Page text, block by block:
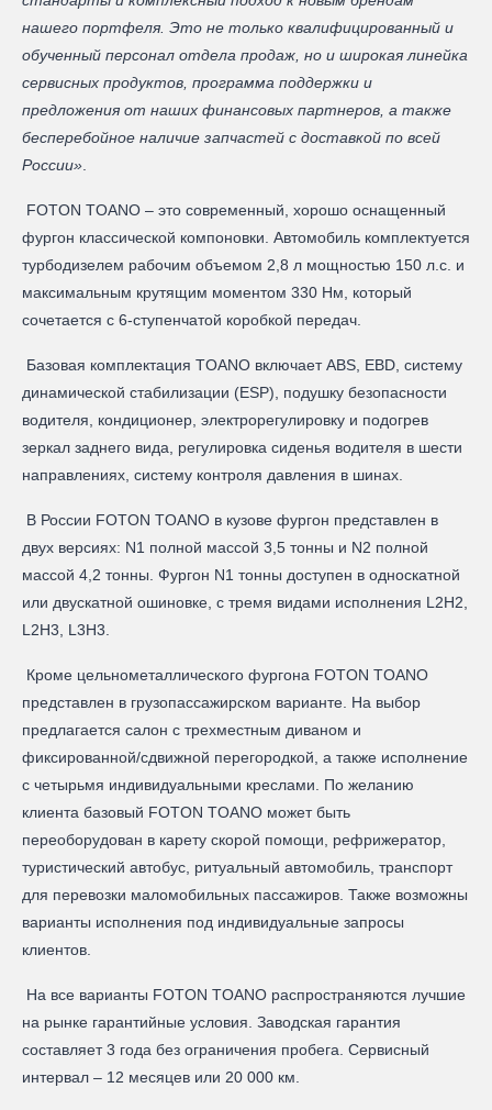
нашего портфеля. Это не только квалифицированный и
обученный персонал отдела продаж, но и широкая линейка
сервисных продуктов, программа поддержки и
предложения от наших финансовых партнеров, а также
бесперебойное наличие запчастей с доставкой по всей
России».
FOTON TOANO – это современный, хорошо оснащенный
фургон классической компоновки. Автомобиль комплектуется
турбодизелем рабочим объемом 2,8 л мощностью 150 л.с. и
максимальным крутящим моментом 330 Нм, который
сочетается с 6-ступенчатой коробкой передач.
Базовая комплектация TOANO включает ABS, EBD, систему
динамической стабилизации (ESP), подушку безопасности
водителя, кондиционер, электрорегулировку и подогрев
зеркал заднего вида, регулировка сиденья водителя в шести
направлениях, систему контроля давления в шинах.
В России FOTON TOANO в кузове фургон представлен в
двух версиях: N1 полной массой 3,5 тонны и N2 полной
массой 4,2 тонны. Фургон N1 тонны доступен в односкатной
или двускатной ошиновке, с тремя видами исполнения L2H2,
L2H3, L3H3.
Кроме цельнометаллического фургона FOTON TOANO
представлен в грузопассажирском варианте. На выбор
предлагается салон с трехместным диваном и
фиксированной/сдвижной перегородкой, а также исполнение
с четырьмя индивидуальными креслами. По желанию
клиента базовый FOTON TOANO может быть
переоборудован в карету скорой помощи, рефрижератор,
туристический автобус, ритуальный автомобиль, транспорт
для перевозки маломобильных пассажиров. Также возможны
варианты исполнения под индивидуальные запросы
клиентов.
На все варианты FOTON TOANO распространяются лучшие
на рынке гарантийные условия. Заводская гарантия
составляет 3 года без ограничения пробега. Сервисный
интервал – 12 месяцев или 20 000 км.